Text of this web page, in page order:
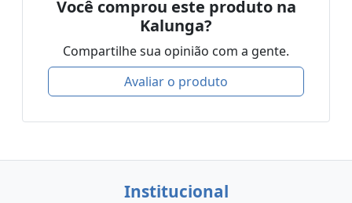
Você comprou este produto na
Kalunga?
Compartilhe sua opinião com a gente.
Avaliar o produto
Institucional